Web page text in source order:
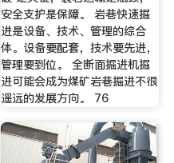
安全支护是保障。 岩巷快速掘
进是设备、技术、管理的综合
体。设备要配套，技术要先进，
管理要到位。 全断面掘进机掘
进可能会成为煤矿岩巷掘进不很
遥远的发展方向。 76